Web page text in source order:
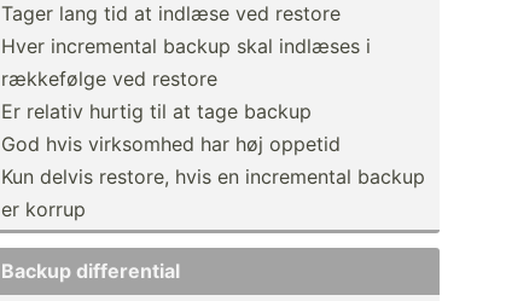
Tager lang tid at indlæse ved restore
Hver increm­ental backup skal indlæses i
rækkefølge ved restore
Er relativ hurtig til at tage backup
God hvis virksomhed har høj oppetid
Kun delvis restore, hvis en increm­ental backup
er korrup
Backup differ­ential